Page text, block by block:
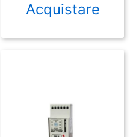
Acquistare